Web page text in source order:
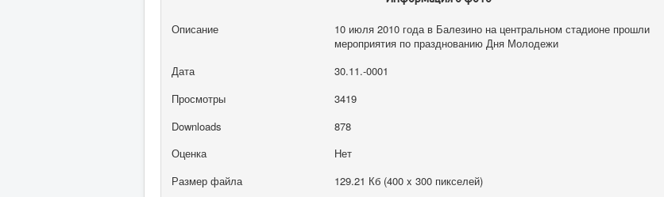
Описание
10 июля 2010 года в Балезино на центральном стадионе прошли
мероприятия по празднованию Дня Молодежи
Дата
30.11.-0001
Просмотры
3419
Downloads
878
Оценка
Нет
Размер файла
129.21 Кб (400 x 300 пикселей)